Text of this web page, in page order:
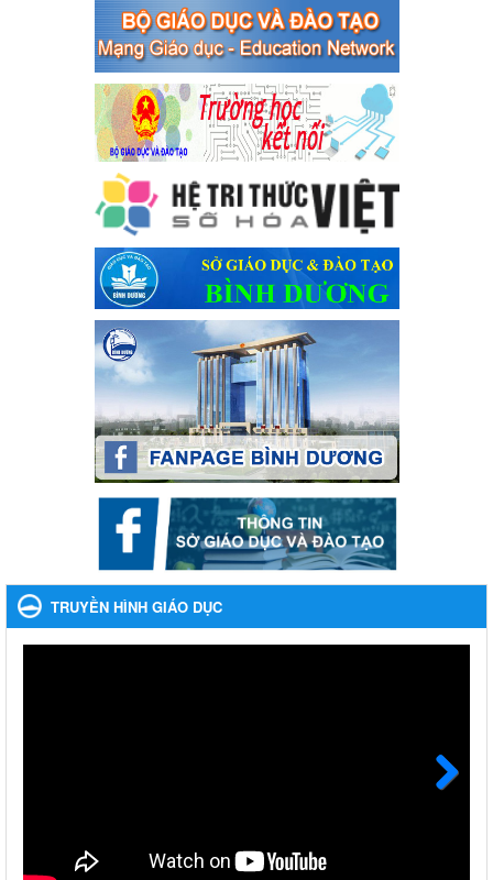
Ngày ban hành: 04/03/2024
Kế hoạch thực hiện Chỉ thị số 16/CT-TTg ngày 27/05/2023
của Thủ tướng Chính phủ về tăng cường phòng ngừa, đấu
tranh tội phạm, vi phạm pháp luật liên quan đến hoạt động
tổ chức đánh bạc và đánh bạc
Kế hoạch thực hiện Chỉ thị số 16/CT-TTg ngày 27/05/2023 của
Thủ tướng Chính phủ về tăng cường phòng ngừa, đấu tranh tội
phạm, vi phạm pháp luật liên quan đến hoạt động tổ chức đánh
bạc và đánh bạc
Ngày ban hành: 04/03/2024
Kế hoạch Tổ chức Hội trại truyền thống học sinh thị xã Bến
Cát Lần thứ VIII, năm học 2023-2024
Kế hoạch Tổ chức Hội trại truyền thống học sinh thị xã Bến Cát
Lần thứ VIII, năm học 2023-2024
Ngày ban hành: 28/12/2023
Phối hợp rà soát nhu cầu tiêm vắc xin phòng Covid 19
Phối hợp rà soát nhu cầu tiêm vắc xin phòng Covid 19
Ngày ban hành: 22/11/2023
Phát động, triển khai Cuộc thi " An toàn giao thông cho nụ
cười ngày mai" dành cho học sinh và giáo viên trung học
năm học 2023-2024
Phát động, triển khai Cuộc thi " An toàn giao thông cho nụ cười
Nhắc nhỡ thực hiện thanh toán không dùng tiền mặt các
khoản thu trong nhà trường năm học 2023-2024 và các năm
Ngày ban hành: 27/09/2023
TRUYỀN HÌNH GIÁO DỤC